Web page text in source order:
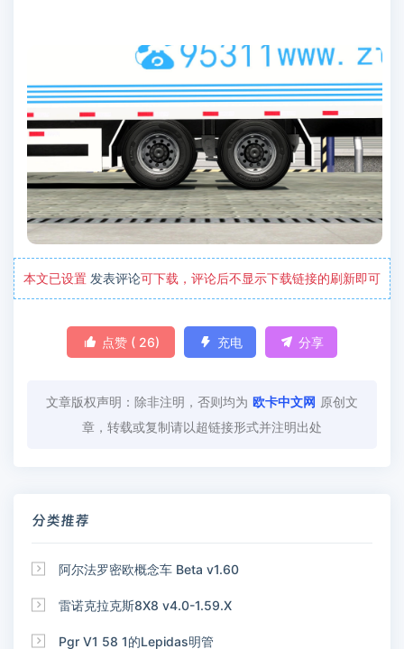
本文已设置 发表评论可下载，评论后不显示下载链接的刷新即可
 点赞 (26)  充电  分享
文章版权声明：除非注明，否则均为 欧卡中文网 原创文
章，转载或复制请以超链接形式并注明出处
分类推荐
 阿尔法罗密欧概念车 Beta v1.60
 雷诺克拉克斯8X8 v4.0-1.59.X
 Pgr V1 58 1的Lepidas明管